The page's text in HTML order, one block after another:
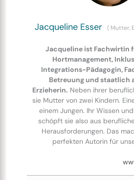
Jacqueline Esser ( Mutter,
Jacqueline ist Fachwirtin
Hortmanagement,
Integrations-Pädagogin,
Betreuung und staatlich
Erzieherin. Neben ihrer
sie Mutter von zwei Kindern.
einem Jungen. Ihr Wissen
schöpft sie also aus
Herausforderungen. Das
perfekten Autorin für